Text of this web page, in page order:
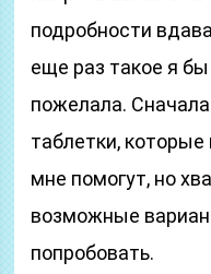
подробности
еще раз такое я
пожелала.
таблетки,
мне помогут, но
возможные
попробовать.